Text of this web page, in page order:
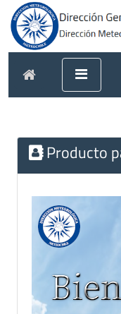
Producto